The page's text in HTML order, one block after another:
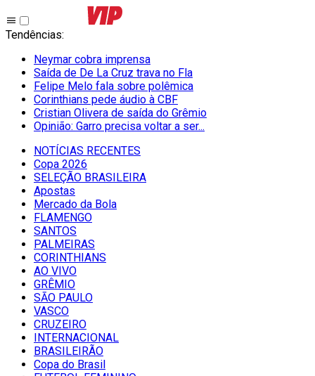
Tendências:
Neymar cobra imprensa
Saída de De La Cruz trava no Fla
Felipe Melo fala sobre polêmica
Corinthians pede áudio à CBF
Cristian Olivera de saída do Grêmio
Opinião: Garro precisa voltar a ser...
NOTÍCIAS RECENTES
Copa 2026
SELEÇÃO BRASILEIRA
Apostas
Mercado da Bola
FLAMENGO
SANTOS
PALMEIRAS
CORINTHIANS
AO VIVO
GRÊMIO
SĀO PAULO
VASCO
CRUZEIRO
INTERNACIONAL
BRASILEIRÃO
Copa do Brasil